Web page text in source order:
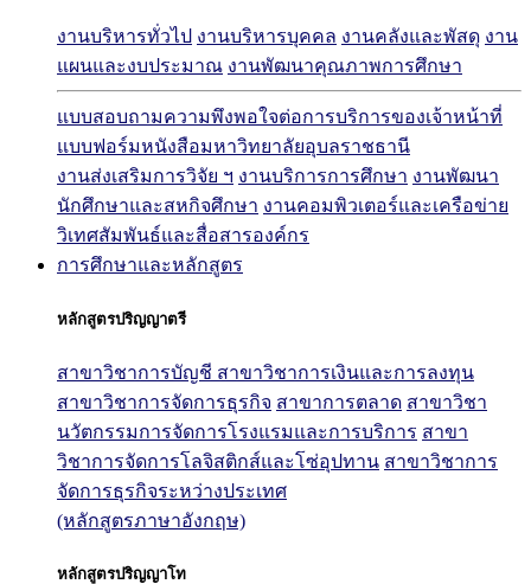
งานบริหารทั่วไป งานบริหารบุคคล งานคลังและพัสดุ งาน
แผนและงบประมาณ งานพัฒนาคุณภาพการศึกษา
แบบสอบถามความพึงพอใจต่อการบริการของเจ้าหน้าที่
แบบฟอร์มหนังสือมหาวิทยาลัยอุบลราชธานี
งานส่งเสริมการวิจัย ฯ งานบริการการศึกษา งานพัฒนา
นักศึกษาและสหกิจศึกษา งานคอมพิวเตอร์และเครือข่าย
วิเทศสัมพันธ์และสื่อสารองค์กร
การศึกษาและหลักสูตร
หลักสูตรปริญญาตรี
สาขาวิชาการบัญชี สาขาวิชาการเงินและการลงทุน
สาขาวิชาการจัดการธุรกิจ สาขาการตลาด สาขาวิชา
นวัตกรรมการจัดการโรงแรมและการบริการ สาขา
วิชาการจัดการโลจิสติกส์และโซ่อุปทาน สาขาวิชาการ
จัดการธุรกิจระหว่างประเทศ
(หลักสูตรภาษาอังกฤษ)
หลักสูตรปริญญาโท